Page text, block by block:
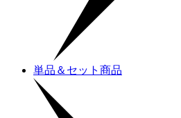
単品＆セット商品